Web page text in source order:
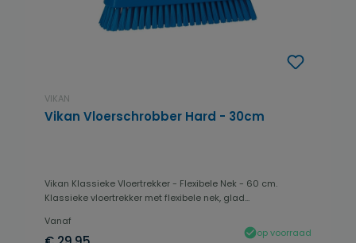
VIKAN
Vikan Vloerschrobber Hard - 30cm
Vikan Klassieke Vloertrekker - Flexibele Nek - 60 cm.
Klassieke vloertrekker met flexibele nek, glad...
Vanaf
op voorraad